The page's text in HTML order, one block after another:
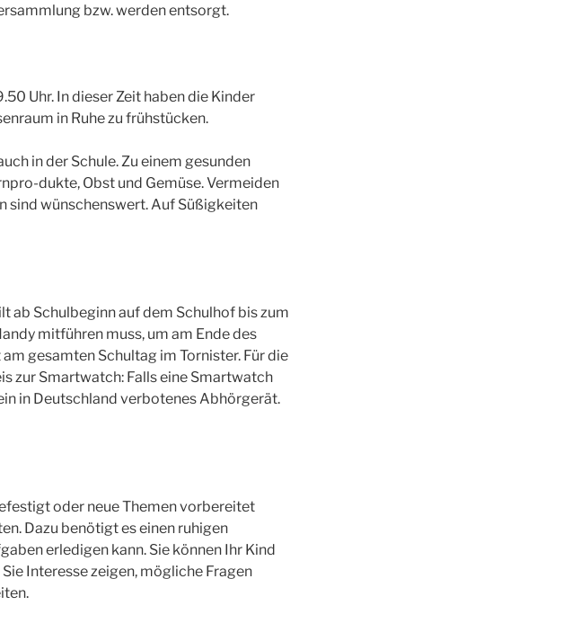
bzw. werden entsorgt.
Uhr. In dieser Zeit haben die Kinder
in Ruhe zu frühstücken.
in der Schule. Zu einem gesunden
dukte, Obst und Gemüse. Vermeiden
sind wünschenswert. Auf Süßigkeiten
ab Schulbeginn auf dem Schulhof bis zum
mitführen muss, um am Ende des
gesamten Schultag im Tornister. Für die
zur Smartwatch: Falls eine Smartwatch
in Deutschland verbotenes Abhörgerät.
oder neue Themen vorbereitet
Dazu benötigt es einen ruhigen
erledigen kann. Sie können Ihr Kind
Interesse zeigen, mögliche Fragen